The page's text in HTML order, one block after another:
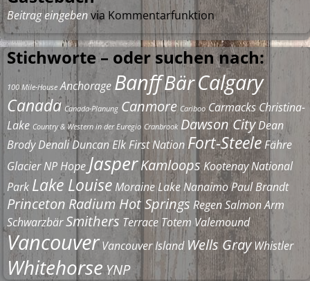
Beitrag eingebenvia Kommentarfunktion
Stichworte – oder suchen nach:
100 Mile-House Anchorage BanffBärCalgary
Canada Canada-Planung Canmore Cariboo CarmacksChristina-
Lake Country & Western in der Euregio Cranbrook Dawson CityDean
BrodyDenaliDuncanElkFirst NationFort-SteeleFähre
Glacier NPHope JasperKamloops Kootenay National
Park Lake LouiseMoraine LakeNanaimoPaul Brandt
Princeton Radium Hot Springs RegenSalmon Arm
SchwarzbärSmithers Terrace Totem Valemound
Vancouver Vancouver Island Wells Gray Whistler
Whitehorse YNP